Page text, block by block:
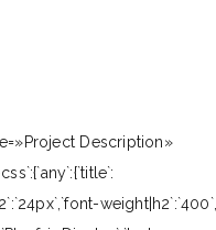
Description»